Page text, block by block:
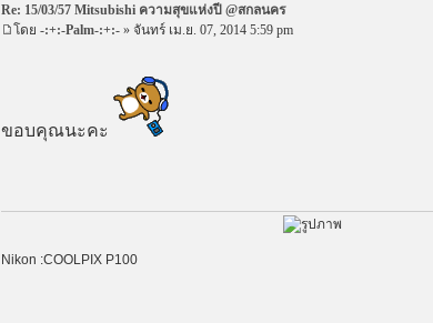
Re: 15/03/57 Mitsubishi ความสุขแห่งปี @สกลนคร
โดย -:+:-Palm-:+:- » จันทร์ เม.ย. 07, 2014 5:59 pm
ขอบคุณนะคะ
Nikon :COOLPIX P100